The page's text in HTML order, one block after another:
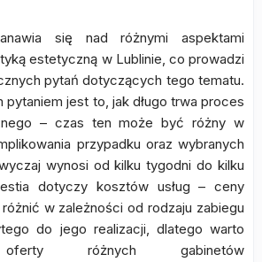
się nad różnymi aspektami
estetyczną w Lublinie, co prowadzi
pytań dotyczących tego tematu.
pytaniem jest to, jak długo trwa proces
– czas ten może być różny w
przypadku oraz wybranych
wynosi od kilku tygodni do kilku
dotyczy kosztów usług – ceny
w zależności od rodzaju zabiegu
do jego realizacji, dlatego warto
oferty różnych gabinetów